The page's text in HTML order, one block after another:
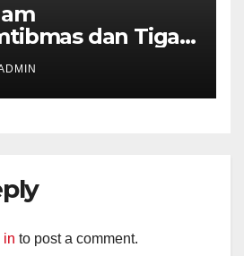
dan Tiga
Ungaran
Warga
Ronda
in to post a comment.